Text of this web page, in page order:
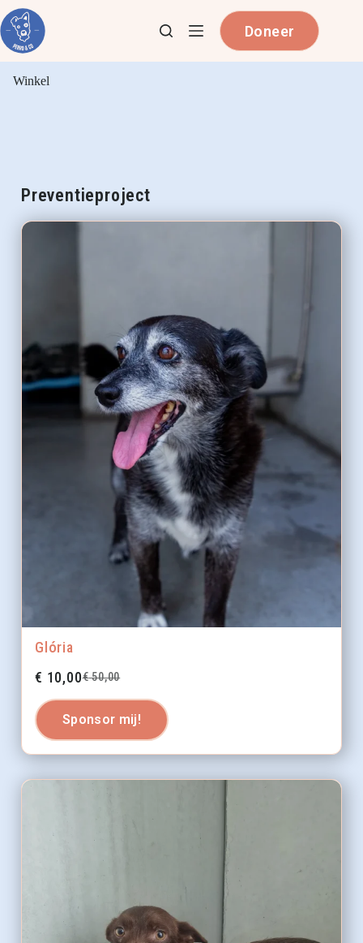
Doneer
Winkel
Preventieproject
Glória
€50,00
€ 10,00
Sponsor mij!